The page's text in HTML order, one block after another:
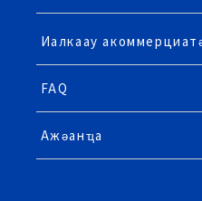
Иалкаау
FAQ
Ажәанҵа